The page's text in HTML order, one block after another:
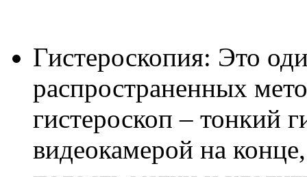
Гистероскопия: Это
распространенных
гистероскоп – тонкий
видеокамерой на